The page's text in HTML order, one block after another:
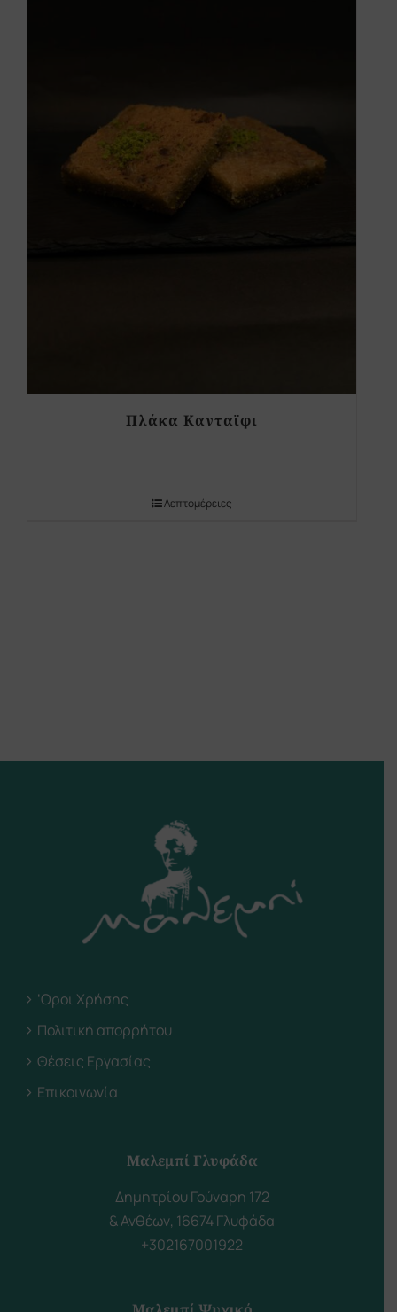
Πλάκα Κανταϊφι
Λεπτομέρειες
‘Οροι Χρήσης
Πολιτική απορρήτου
Θέσεις Εργασίας
Επικοινωνία
Μαλεμπί Γλυφάδα
Δημητρίου Γούναρη 172
& Ανθέων, 16674 Γλυφάδα
+302167001922